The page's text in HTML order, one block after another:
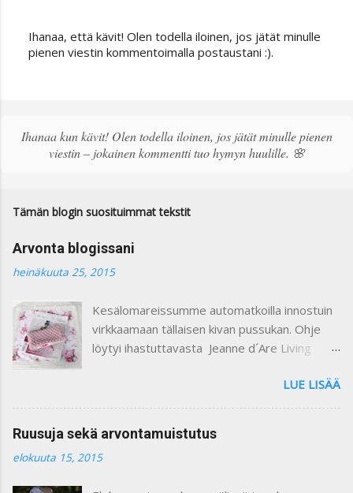
L
ä
e
t
t
i
Ihanaa, että kävit! Olen todella iloinen, jos jätät minulle
pienen viestin kommentoimalla postaustani :).
Ihanaa kun kävit! Olen todella iloinen, jos jätät minulle pienen
viestin – jokainen kommentti tuo hymyn huulille. 🌸
Tämän blogin suosituimmat tekstit
Arvonta blogissani
heinäkuuta 25, 2015
Kesälomareissumme automatkoilla innostuin
virkkaamaan tällaisen kivan pussukan. Ohje
löytyi ihastuttavasta Jeanne d´Are Living
lehtien sisustusjutut ovat todella ihastuttavia
ja niin kauniita. Lehdistä löytyy niin paljon
kaikkea mitä voi itse tehdä ja mielikuvitusta
käyttäen keksiä oman kodin kaunistukseksi.
Paljon on tullutkin ostettua näitä lehtiä :) Yllä
LUE LISÄÄ
Ruusuja sekä arvontamuistutus
elokuuta 15, 2015